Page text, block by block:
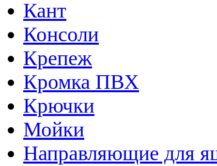
Кант
Консоли
Крепеж
Кромка ПВХ
Крючки
Мойки
Направляющие для